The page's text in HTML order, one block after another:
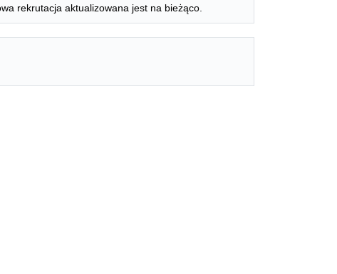
rekrutacja aktualizowana jest na bieżąco.